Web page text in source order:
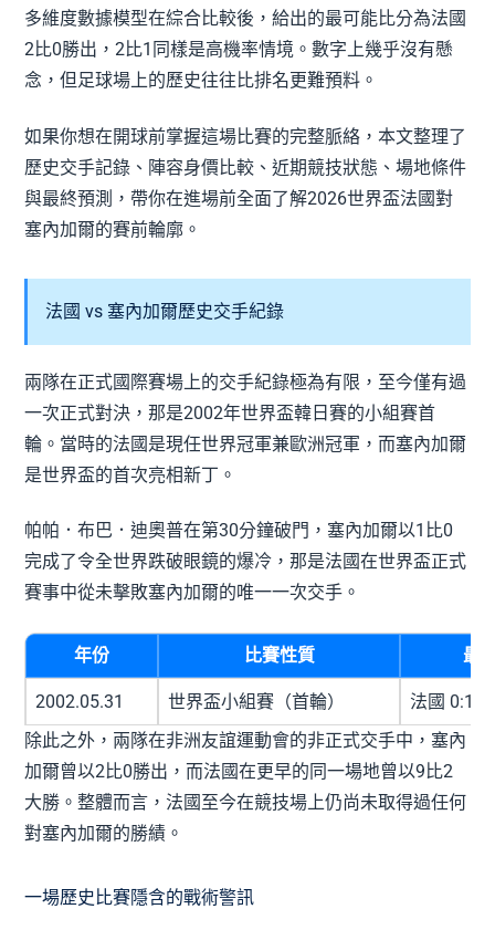
多維度數據模型在綜合比較後，給出的最可能比分為法國
2比0勝出，2比1同樣是高機率情境。數字上幾乎沒有懸
念，但足球場上的歷史往往比排名更難預料。
如果你想在開球前掌握這場比賽的完整脈絡，本文整理了
歷史交手記錄、陣容身價比較、近期競技狀態、場地條件
與最終預測，帶你在進場前全面了解2026世界盃法國對
塞內加爾的賽前輪廓。
法國 vs 塞內加爾歷史交手紀錄
兩隊在正式國際賽場上的交手紀錄極為有限，至今僅有過
一次正式對決，那是2002年世界盃韓日賽的小組賽首
輪。當時的法國是現任世界冠軍兼歐洲冠軍，而塞內加爾
是世界盃的首次亮相新丁。
帕帕．布巴．迪奧普在第30分鐘破門，塞內加爾以1比0
完成了令全世界跌破眼鏡的爆冷，那是法國在世界盃正式
賽事中從未擊敗塞內加爾的唯一一次交手。
年份 比賽性質 最
2002.05.31 世界盃小組賽（首輪）
法國 0:1
除此之外，兩隊在非洲友誼運動會的非正式交手中，塞內
加爾曾以2比0勝出，而法國在更早的同一場地曾以9比2
大勝。整體而言，法國至今在競技場上仍尚未取得過任何
對塞內加爾的勝績。
一場歷史比賽隱含的戰術警訊